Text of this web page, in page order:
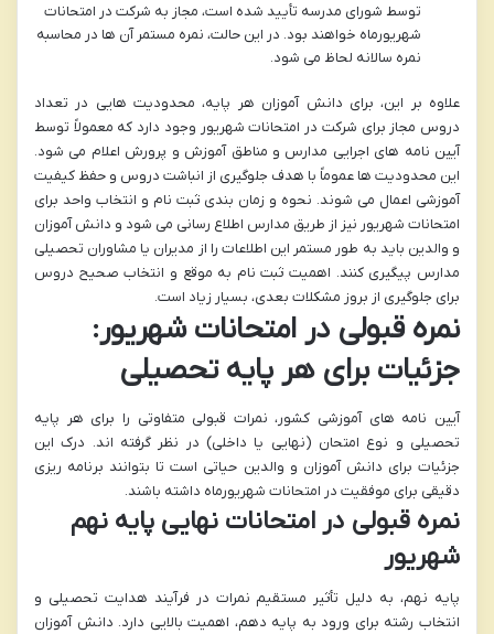
توسط شورای مدرسه تأیید شده است، مجاز به شرکت در امتحانات
شهریورماه خواهند بود. در این حالت، نمره مستمر آن ها در محاسبه
نمره سالانه لحاظ می شود.
علاوه بر این، برای دانش آموزان هر پایه، محدودیت هایی در تعداد
دروس مجاز برای شرکت در امتحانات شهریور وجود دارد که معمولاً توسط
آیین نامه های اجرایی مدارس و مناطق آموزش و پرورش اعلام می شود.
این محدودیت ها عموماً با هدف جلوگیری از انباشت دروس و حفظ کیفیت
آموزشی اعمال می شوند. نحوه و زمان بندی ثبت نام و انتخاب واحد برای
امتحانات شهریور نیز از طریق مدارس اطلاع رسانی می شود و دانش آموزان
و والدین باید به طور مستمر این اطلاعات را از مدیران یا مشاوران تحصیلی
مدارس پیگیری کنند. اهمیت ثبت نام به موقع و انتخاب صحیح دروس
برای جلوگیری از بروز مشکلات بعدی، بسیار زیاد است.
نمره قبولی در امتحانات شهریور:
جزئیات برای هر پایه تحصیلی
آیین نامه های آموزشی کشور، نمرات قبولی متفاوتی را برای هر پایه
تحصیلی و نوع امتحان (نهایی یا داخلی) در نظر گرفته اند. درک این
جزئیات برای دانش آموزان و والدین حیاتی است تا بتوانند برنامه ریزی
دقیقی برای موفقیت در امتحانات شهریورماه داشته باشند.
نمره قبولی در امتحانات نهایی پایه نهم
شهریور
پایه نهم، به دلیل تأثیر مستقیم نمرات در فرآیند هدایت تحصیلی و
انتخاب رشته برای ورود به پایه دهم، اهمیت بالایی دارد. دانش آموزان